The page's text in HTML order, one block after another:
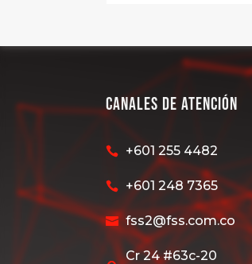
Canales de Atención
 +601 255 4482
 +601 248 7365
 fss2@fss.com.co
Cr 24 #63c-20